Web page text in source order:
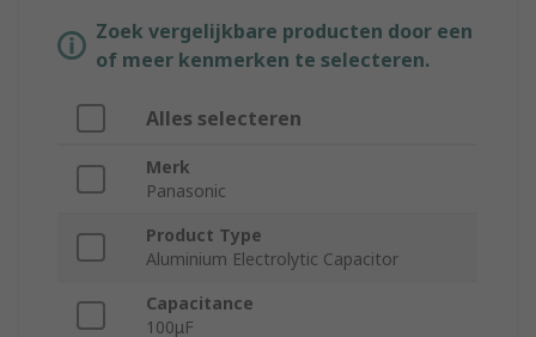
Zoek vergelijkbare producten door een
of meer kenmerken te selecteren.
Alles selecteren
Merk
Panasonic
Product Type
Aluminium Electrolytic Capacitor
Capacitance
100μF